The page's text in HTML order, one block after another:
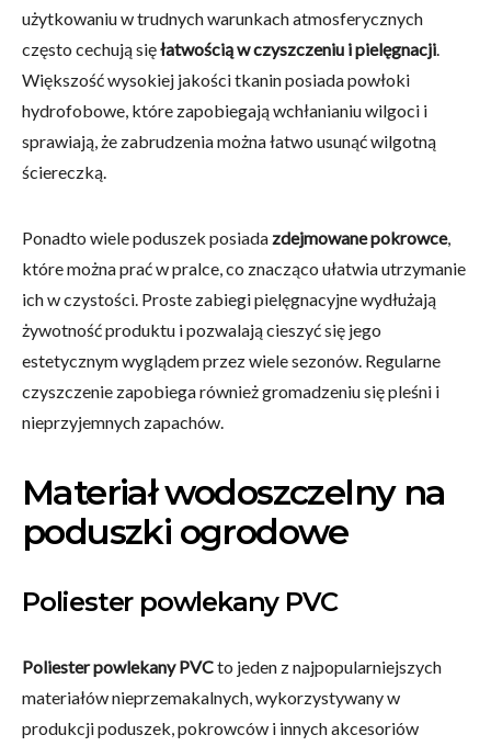
użytkowaniu w trudnych warunkach atmosferycznych
często cechują sięłatwością w czyszczeniu i pielęgnacji.
Większość wysokiej jakości tkanin posiada powłoki
hydrofobowe, które zapobiegają wchłanianiu wilgoci i
sprawiają, że zabrudzenia można łatwo usunąć wilgotną
ściereczką.
Ponadto wiele poduszek posiada zdejmowane pokrowce,
które można prać w pralce, co znacząco ułatwia utrzymanie
ich w czystości. Proste zabiegi pielęgnacyjne wydłużają
żywotność produktu i pozwalają cieszyć się jego
estetycznym wyglądem przez wiele sezonów. Regularne
czyszczenie zapobiega również gromadzeniu się pleśni i
nieprzyjemnych zapachów.
Materiał wodoszczelny na
poduszki ogrodowe
Poliester powlekany PVC
Poliester powlekany PVCto jeden z najpopularniejszych
materiałów nieprzemakalnych, wykorzystywany w
produkcji poduszek, pokrowców i innych akcesoriów